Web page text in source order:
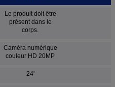
Le produit doit être
présent dans le
corps.
Caméra numérique
couleur HD 20MP
24'